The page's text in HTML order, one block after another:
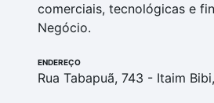
comerciais, tecnológicas e
Negócio.
ENDEREÇO
Rua Tabapuã, 743 - Itaim